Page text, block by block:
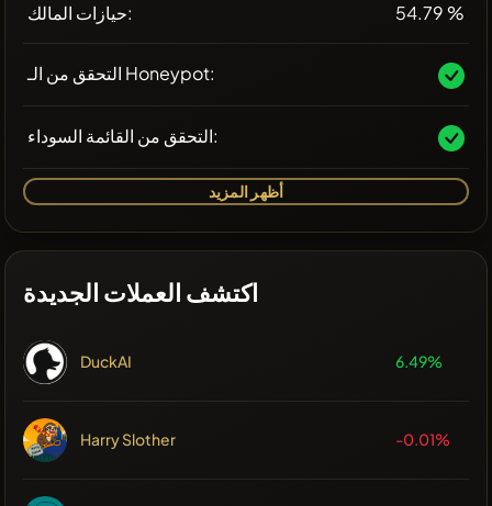
حيازات المالك: 54.79 %
التحقق من الـ Honeypot:
التحقق من القائمة السوداء:
أظهر المزيد
اكتشف العملات الجديدة
DuckAI 6.49%
Harry Slother -0.01%